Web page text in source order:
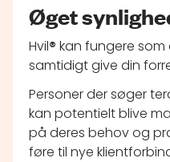
Øget
Hvil® kan fungere som
samtidigt give din
Personer der søger
kan potentielt blive
på deres behov og
føre til nye